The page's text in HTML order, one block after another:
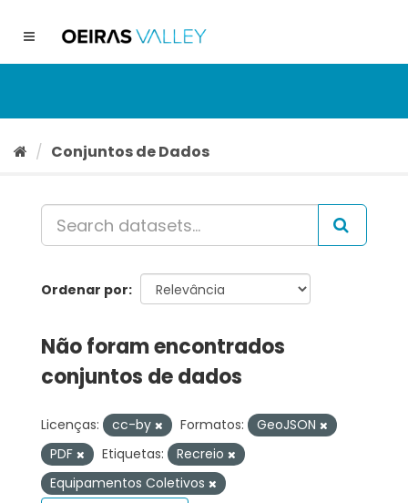
conteúdo
Toggle
Conjuntos de Dados
Ordenar por
Não foram encontrados
conjuntos de dados
Licenças: cc-by Formatos:
GeoJSON
PDF
Etiquetas:
Recreio
Equipamentos Coletivos